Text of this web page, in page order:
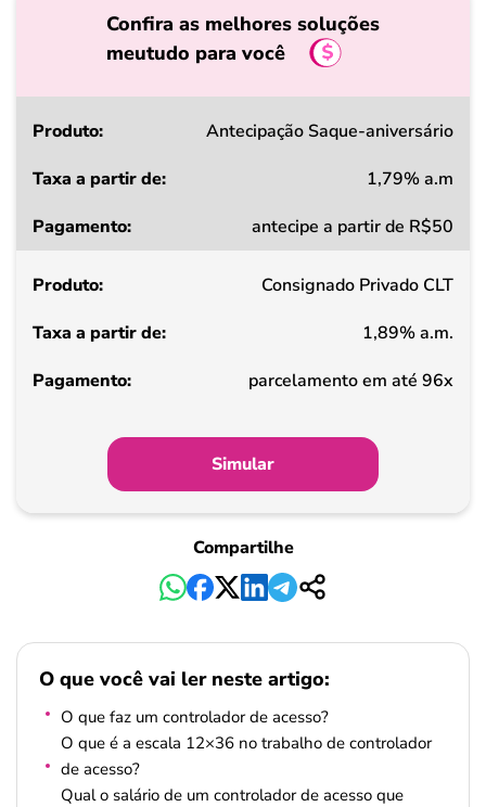
Confira as melhores soluções
meutudo para você
Produto
a
de
Pagamento
Antecipação Saque-aniversário
1,79% a.m
antecipe a partir de R$50
Consignado Privado CLT
1,89% a.m.
parcelamento em até 96x
Simular
Compartilhe
O que você vai ler neste artigo:
O que faz um controlador de acesso?
O que é a escala 12×36 no trabalho de controlador
de acesso?
Qual o salário de um controlador de acesso que